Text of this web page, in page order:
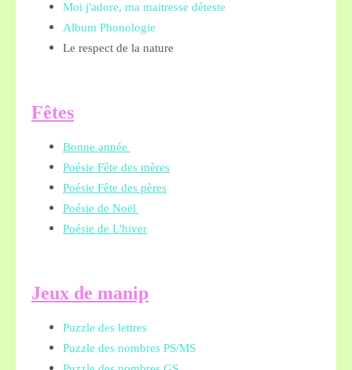
Moi j'adore, ma maitresse déteste
Album Phonologie
Le respect de la nature
Fêtes
Bonne année
Poésie Fête des mères
Poésie Fête des pères
Poésie de Noël
Poésie de L'hiver
Jeux de manip
Puzzle des lettres
Puzzle des nombres PS/MS